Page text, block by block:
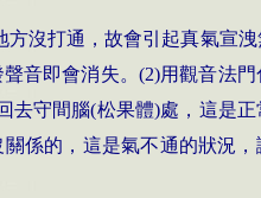
沒打通，故會引起真氣宣
音即會消失。 (2)用觀音法
去守間腦(松果體)處，這是
係的，這是氣不通的狀況